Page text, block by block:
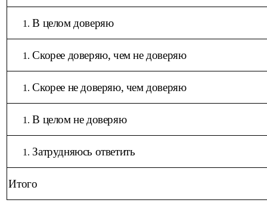
В целом доверяю
Скорее доверяю, чем не доверяю
Скорее не доверяю, чем доверяю
В целом не доверяю
Затрудняюсь ответить
Итого